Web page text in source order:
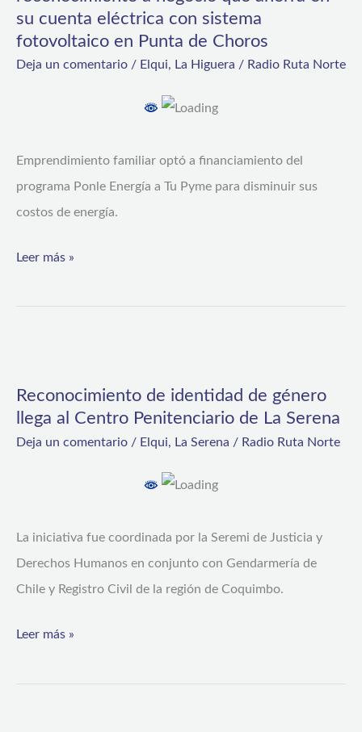
su cuenta eléctrica con sistema
fotovoltaico en Punta de Choros
Deja un comentario / Elqui, La Higuera / Radio Ruta Norte
Emprendimiento familiar optó a financiamiento del
programa Ponle Energía a Tu Pyme para disminuir sus
costos de energía.
reconocimiento
a
en
su
cuenta
con
de
Choros
Leer más »
Reconocimiento de identidad de género
llega al Centro Penitenciario de La Serena
Deja un comentario / Elqui, La Serena / Radio Ruta Norte
La iniciativa fue coordinada por la Seremi de Justicia y
Derechos Humanos en conjunto con Gendarmería de
Chile y Registro Civil de la región de Coquimbo.
identidad
Centro
Penitenciario
de
Serena
Leer más »